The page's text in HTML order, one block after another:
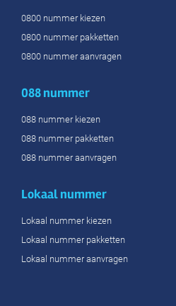
0800 nummer kiezen
0800 nummer pakketten
0800 nummer aanvragen
088 nummer
088 nummer kiezen
088 nummer pakketten
088 nummer aanvragen
Lokaal nummer
Lokaal nummer kiezen
Lokaal nummer pakketten
Lokaal nummer aanvragen